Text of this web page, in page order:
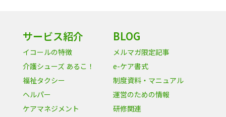
サービス紹介
イコールの特徴
介護シューズ あるこ！
福祉タクシー
ヘルパー
ケアマネジメント
BLOG
メルマガ限定記事
e-ケア書式
制度資料・マニュアル
運営のための情報
研修関連